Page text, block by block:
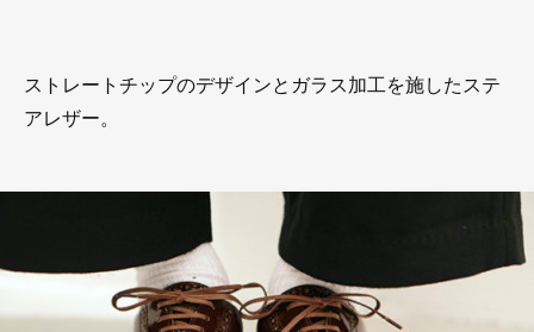
ストレートチップのデザインとガラス加工を施したステ
アレザー。